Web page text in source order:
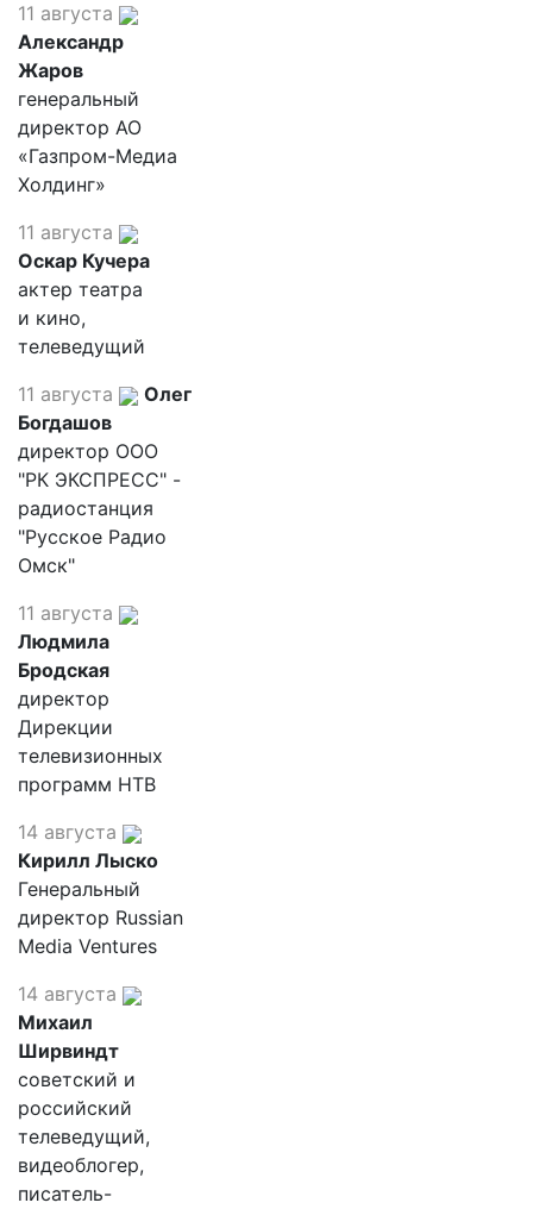
11 августа
Александр
Жаров
генеральный
директор АО
«Газпром-Медиа
Холдинг»
11 августа
Оскар Кучера
актер театра
и кино,
телеведущий
11 августа
Олег
Богдашов
директор ООО
"РК ЭКСПРЕСС" -
радиостанция
"Русское Радио
Омск"
11 августа
Людмила
Бродская
директор
Дирекции
телевизионных
программ НТВ
14 августа
Кирилл Лыско
Генеральный
директор Russian
Media Ventures
14 августа
Михаил
Ширвиндт
советский и
российский
телеведущий,
видеоблогер,
писатель-